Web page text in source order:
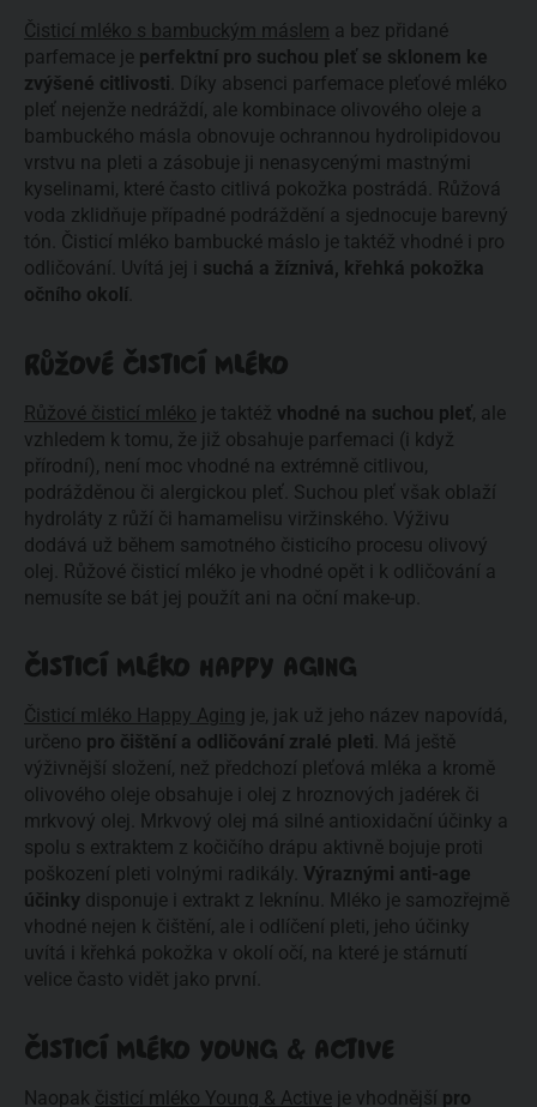
Čisticí mléko s bambuckým máslem a bez přidané
parfemace je perfektní pro suchou pleť se sklonem ke
zvýšené citlivosti . Díky absenci parfemace pleťové mléko
pleť nejenže nedráždí, ale kombinace olivového oleje a
bambuckého másla obnovuje ochrannou hydrolipidovou
vrstvu na pleti a zásobuje ji nenasycenými mastnými
kyselinami, které často citlivá pokožka postrádá. Růžová
voda zklidňuje případné podráždění a sjednocuje barevný
tón. Čisticí mléko bambucké máslo je taktéž vhodné i pro
odličování. Uvítá jej i suchá a žíznivá, křehká pokožka
očního okolí
RŮŽOVÉ ČISTICÍ MLÉKO
Růžové čisticí mléko je taktéž vhodné na suchou pleť, ale
vzhledem k tomu, že již obsahuje parfemaci (i když
přírodní), není moc vhodné na extrémně citlivou,
podrážděnou či alergickou pleť. Suchou pleť však oblaží
hydroláty z růží či hamamelisu viržinského. Výživu
dodává už během samotného čisticího procesu olivový
olej. Růžové čisticí mléko je vhodné opět i k odličování a
nemusíte se bát jej použít ani na oční make-up.
ČISTICÍ MLÉKO HAPPY AGING
Čisticí mléko Happy Aging je, jak už jeho název napovídá,
určeno pro čištění a odličování zralé pleti . Má ještě
výživnější složení, než předchozí pleťová mléka a kromě
olivového oleje obsahuje i olej z hroznových jadérek či
mrkvový olej. Mrkvový olej má silné antioxidační účinky a
spolu s extraktem z kočičího drápu aktivně bojuje proti
poškození pleti volnými radikály. Výraznými anti-age
účinky disponuje i extrakt z leknínu. Mléko je samozřejmě
vhodné nejen k čištění, ale i odlíčení pleti, jeho účinky
uvítá i křehká pokožka v okolí očí, na které je stárnutí
velice často vidět jako první.
ČISTICÍ MLÉKO YOUNG & ACTIVE
Naopak čisticí mléko Young & Active je vhodnější pro